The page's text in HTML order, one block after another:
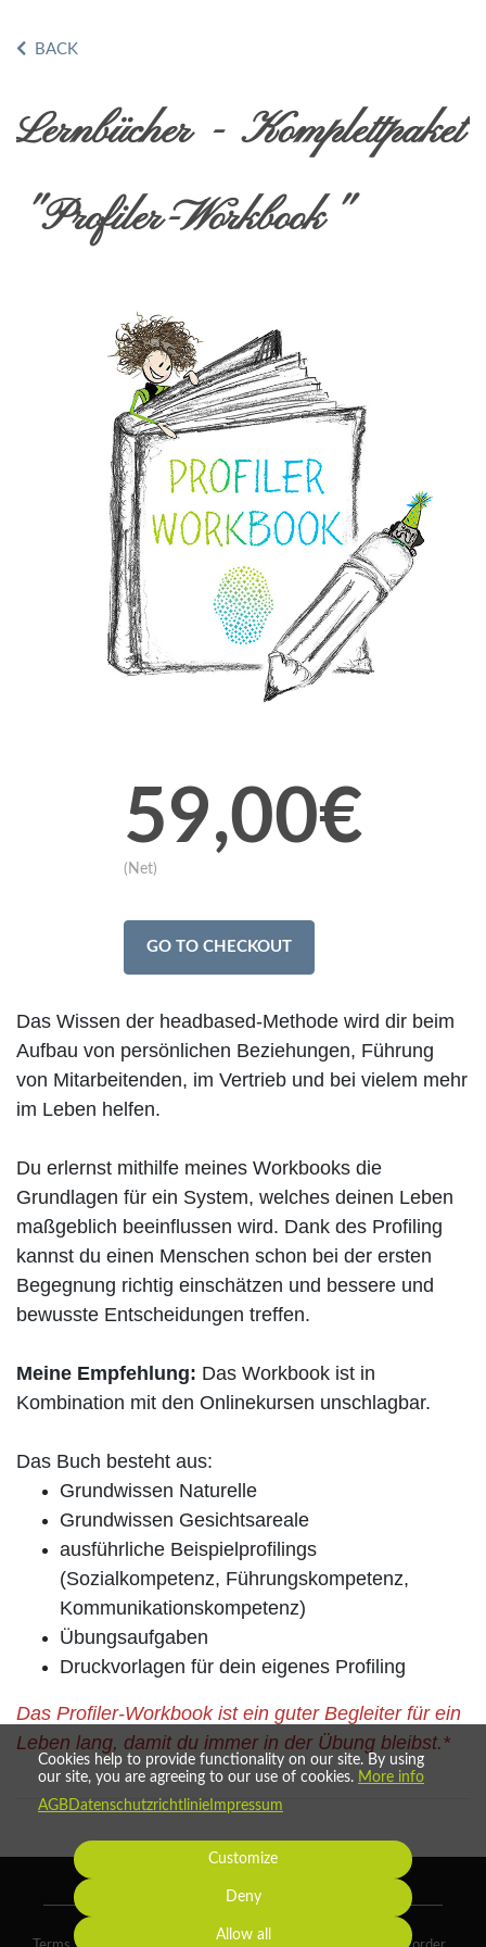
BACK
Lernbücher - Komplettpaket
"Profiler-Workbook"
59,00€
(Net)
GO TO CHECKOUT
Das Wissen der headbased-Methode wird dir beim
Aufbau von persönlichen Beziehungen, Führung
von Mitarbeitenden, im Vertrieb und bei vielem mehr
im Leben helfen.
Du erlernst mithilfe meines Workbooks die
Grundlagen für ein System, welches deinen Leben
maßgeblich beeinflussen wird. Dank des Profiling
kannst du einen Menschen schon bei der ersten
Begegnung richtig einschätzen und bessere und
bewusste Entscheidungen treffen.
Meine Empfehlung: Das Workbook ist in
Kombination mit den Onlinekursen unschlagbar.
Das Buch besteht aus:
Grundwissen Naturelle
Grundwissen Gesichtsareale
ausführliche Beispielprofilings
(Sozialkompetenz, Führungskompetenz,
Kommunikationskompetenz)
Übungsaufgaben
Druckvorlagen für dein eigenes Profiling
Das Profiler-Workbook ist ein guter Begleiter für ein
Leben lang, damit du immer in der Übung bleibst.*
Cookies help to provide functionality on our site. By using
our site, you are agreeing to our use of cookies. More info
AGBDatenschutzrichtlinie Impressum
Customize
Deny
Allow all